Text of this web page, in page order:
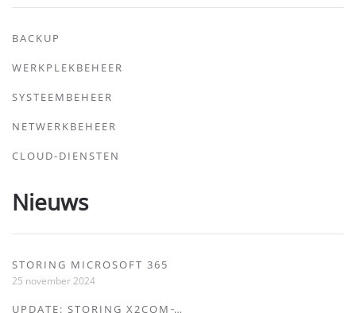
BACKUP
WERKPLEKBEHEER
SYSTEEMBEHEER
NETWERKBEHEER
CLOUD-DIENSTEN
Nieuws
STORING MICROSOFT 365
25 november 2024
UPDATE: STORING X2COM ̵…